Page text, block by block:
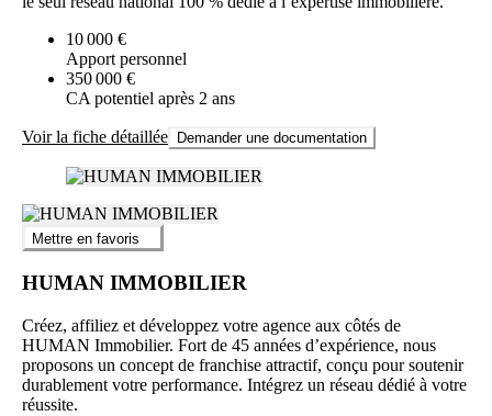
10 000 €
Apport personnel
350 000 €
CA potentiel après 2 ans
Voir la fiche détaillée Demander une documentation
Mettre en favoris
HUMAN IMMOBILIER
Créez, affiliez et développez votre agence aux côtés de
HUMAN Immobilier. Fort de 45 années d’expérience, nous
proposons un concept de franchise attractif, conçu pour soutenir
durablement votre performance. Intégrez un réseau dédié à votre
réussite.